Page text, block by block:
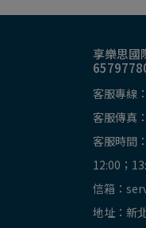
享樂思國
客服專線
客服傳真
客服時間
12:00；
信箱：
地址：新